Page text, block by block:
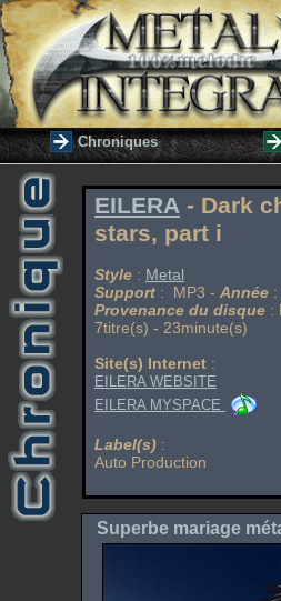
Chroniques
EILERA - Dark
stars, part i
Style : Metal
Support : MP3 - Année
Provenance du disque :
7titre(s) - 23minute(s)
Site(s) Internet :
EILERA WEBSITE
EILERA MYSPACE
Label(s) :
Auto Production
Superbe mariage